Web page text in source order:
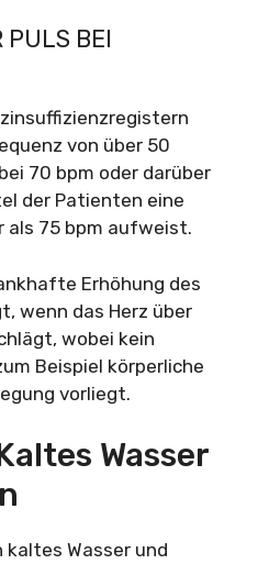
PULS BEI
von über 50
70 bpm oder darüber
der Patienten eine
als 75 bpm aufweist.
Erhöhung des
wenn das Herz über
wobei kein
Beispiel körperliche
vorliegt.
Wasser
kaltes Wasser und